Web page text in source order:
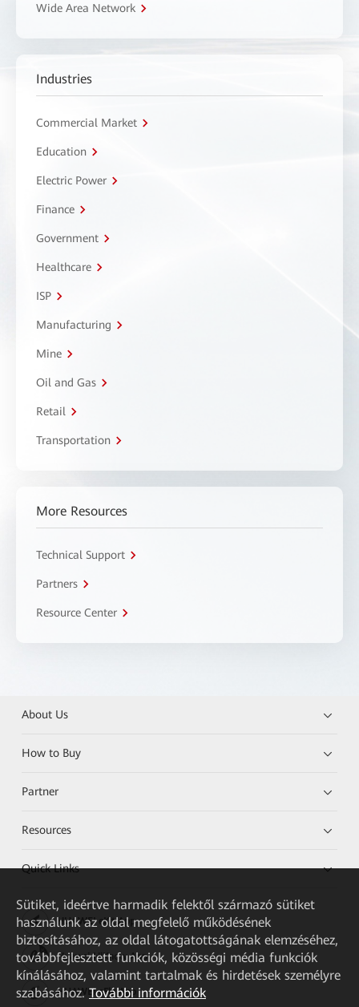
Wide Area Network
Industries
Commercial Market
Education
Electric Power
Finance
Government
Healthcare
ISP
Manufacturing
Mine
Oil and Gas
Retail
Transportation
More Resources
Technical Support
Partners
Resource Center
About Us
How to Buy
Partner
Resources
Quick Links
HUAWEI eKit App
Huawei HiKnow App
HUAWEI eFly App
Sütiket, ideértve harmadik felektől származó sütiket
használunk az oldal megfelelő működésének
biztosításához, az oldal látogatottságának elemzéséhez,
továbbfejlesztett funkciók, közösségi média funkciók
kínálásához, valamint tartalmak és hirdetések személyre
szabásához. További információk